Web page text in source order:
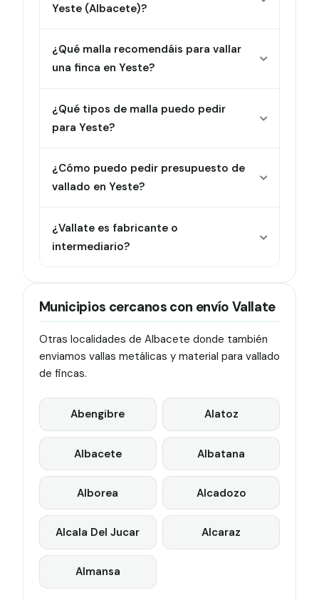
Yeste (Albacete)?
¿Qué malla recomendáis para vallar
una finca en Yeste?
¿Qué tipos de malla puedo pedir
para Yeste?
¿Cómo puedo pedir presupuesto de
vallado en Yeste?
¿Vallate es fabricante o
intermediario?
Municipios cercanos con envío Vallate
Otras localidades de Albacete donde también
enviamos vallas metálicas y material para vallado
de fincas.
Abengibre Alatoz
Albacete Albatana
Alborea Alcadozo
Alcala Del Jucar Alcaraz
Almansa